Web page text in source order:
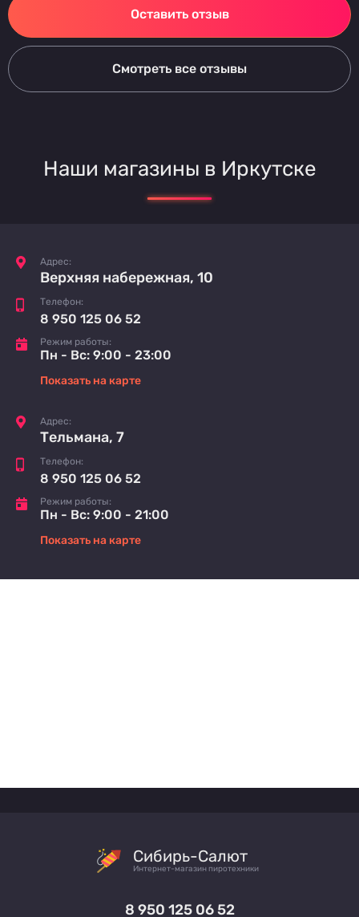
Оставить отзыв
Смотреть все отзывы
Наши магазины в Иркутске
Адрес:
Верхняя набережная, 10
Телефон:
8 950 125 06 52
Режим работы:
Пн - Вс: 9:00 - 23:00
Показать на карте
Адрес:
Тельмана, 7
Телефон:
8 950 125 06 52
Режим работы:
Пн - Вс: 9:00 - 21:00
Показать на карте
Сибирь-Салют
Интернет-магазин пиротехники
8 950 125 06 52